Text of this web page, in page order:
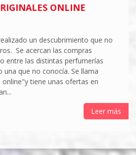
ONLINE
un descubrimiento que no
Se acercan las compras
entre las distintas perfumerías
una que no conocía. Se llama
tiene unas ofertas en
Leer más